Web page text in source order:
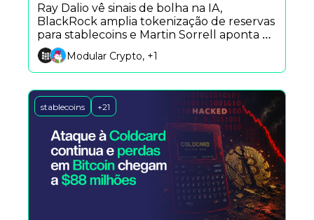
Ray Dalio vê sinais de bolha na IA,
BlackRock amplia tokenização de reservas
para stablecoins e Martin Sorrell aponta
compartilhamento de conhecimento
como habilidade-chave da era da IA.
Modular Crypto, +1
stablecoins +21